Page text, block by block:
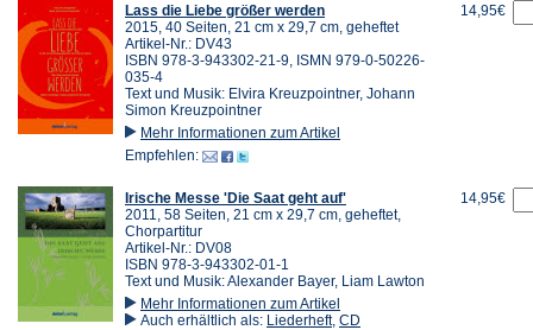
Lass die Liebe größer werden
2015, 40 Seiten, 21 cm x 29,7 cm, geheftet
Artikel-Nr.: DV43
ISBN 978-3-943302-21-9, ISMN 979-0-50226-
035-4
Text und Musik: Elvira Kreuzpointner, Johann
Simon Kreuzpointner
Mehr Informationen zum Artikel
Empfehlen:
14,95€
Irische Messe 'Die Saat geht auf'
2011, 58 Seiten, 21 cm x 29,7 cm, geheftet,
Chorpartitur
Artikel-Nr.: DV08
ISBN 978-3-943302-01-1
Text und Musik: Alexander Bayer, Liam Lawton
Mehr Informationen zum Artikel
Auch erhältlich als: Liederheft, CD
14,95€